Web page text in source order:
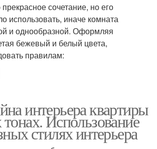
сочетание, но его
использовать, иначе комната
и однообразной. Оформляя
бежевый и белый цвета,
правилам:
интерьера квартиры
Использование
стилях интерьера